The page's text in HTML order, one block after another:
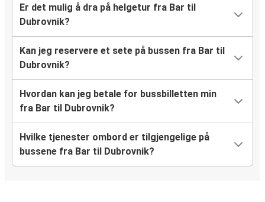
Er det mulig å dra på helgetur fra Bar til
Dubrovnik?
Kan jeg reservere et sete på bussen fra Bar til
Dubrovnik?
Hvordan kan jeg betale for bussbilletten min
fra Bar til Dubrovnik?
Hvilke tjenester ombord er tilgjengelige på
bussene fra Bar til Dubrovnik?